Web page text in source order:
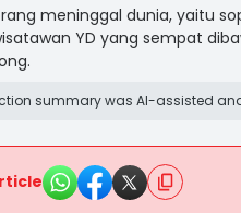
meninggal dunia, yaitu
YD yang sempat
summary was AI-assisted